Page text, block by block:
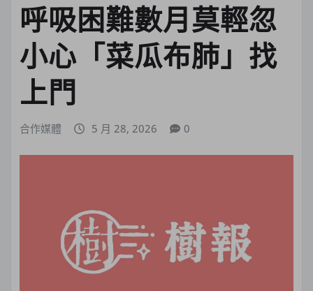
呼吸困難數月莫輕忽
小心「菜瓜布肺」找
上門
合作媒體 5 月 28, 2026 0